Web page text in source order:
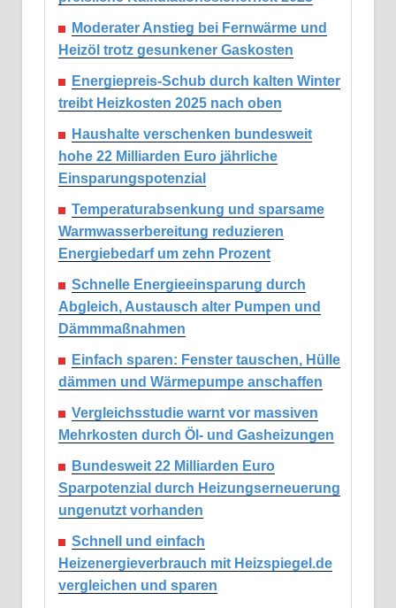
Moderater Anstieg bei Fernwärme und
Heizöl trotz gesunkener Gaskosten
Energiepreis-Schub durch kalten Winter
treibt Heizkosten 2025 nach oben
Haushalte verschenken bundesweit
hohe 22 Milliarden Euro jährliche
Einsparungspotenzial
Temperaturabsenkung und sparsame
Warmwasserbereitung reduzieren
Energiebedarf um zehn Prozent
Schnelle Energieeinsparung durch
Abgleich, Austausch alter Pumpen und
Dämmmaßnahmen
Einfach sparen: Fenster tauschen, Hülle
dämmen und Wärmepumpe anschaffen
Vergleichsstudie warnt vor massiven
Mehrkosten durch Öl- und Gasheizungen
Bundesweit 22 Milliarden Euro
Sparpotenzial durch Heizungserneuerung
ungenutzt vorhanden
Schnell und einfach
Heizenergieverbrauch mit Heizspiegel.de
vergleichen und sparen